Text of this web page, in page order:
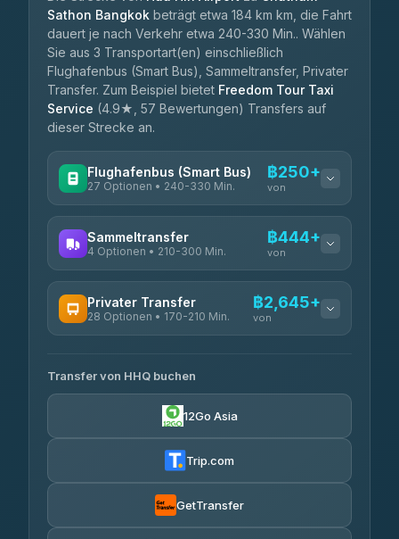
Sathon Bangkok beträgt etwa 184 km km, die Fahrt
dauert je nach Verkehr etwa 240-330 Min.. Wählen
Sie aus 3 Transportart(en) einschließlich
Flughafenbus (Smart Bus), Sammeltransfer, Privater
Transfer. Zum Beispiel bietet Freedom Tour Taxi
Service (4.9★, 57 Bewertungen) Transfers auf
dieser Strecke an.
Flughafenbus (Smart Bus)
27 Optionen • 240-330 Min.
฿250+
von
Nor Neane Transport
Roong Reuang Coach
4.54 (7,274) ฿425
4.18 (778)
Sammeltransfer
4 Optionen • 210-300 Min.
฿444+
von
TravelBusAsia ฿444-฿480
Privater Transfer
28 Optionen • 170-210 Min.
฿2,645+
von
Freedom Tour Taxi Service
4.88(57)
฿2,875-฿4,025
Kim Transfers Thailand
Transfer von HHQ buchen
12Go Asia
Trip.com
GetTransfer